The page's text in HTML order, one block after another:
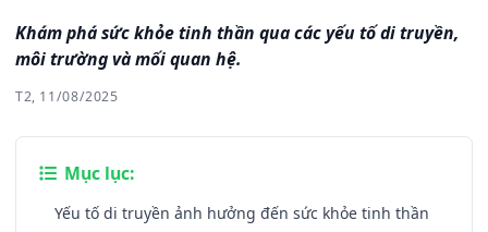
Khám phá sức khỏe tinh thần qua các yếu tố di truyền,
môi trường và mối quan hệ.
T2, 11/08/2025
Mục lục:
Yếu tố di truyền ảnh hưởng đến sức khỏe tinh thần